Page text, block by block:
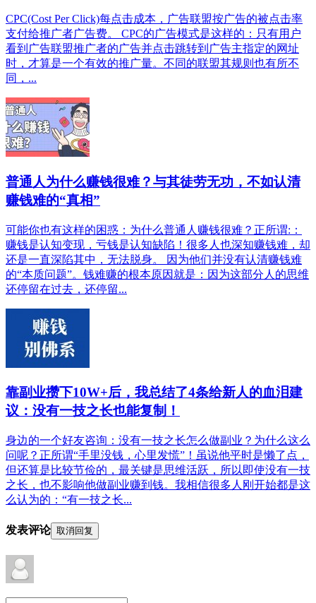
CPC(Cost Per Click)每点击成本，广告联盟按广告的被点击率
支付给推广者广告费。 CPC的广告模式是这样的：只有用户
看到广告联盟推广者的广告并点击跳转到广告主指定的网址
时，才算是一个有效的推广量。不同的联盟其规则也有所不
同，...
普通人为什么赚钱很难？与其徒劳无功，不如认清
赚钱难的“真相”
可能你也有这样的困惑：为什么普通人赚钱很难？正所谓:：
赚钱是认知变现，亏钱是认知缺陷！很多人也深知赚钱难，却
还是一直深陷其中，无法脱身。 因为他们并没有认清赚钱难
的“本质问题”。钱难赚的根本原因就是：因为这部分人的思维
还停留在过去，还停留...
靠副业攒下10W+后，我总结了4条给新人的血泪建
议：没有一技之长也能复制！
身边的一个好友咨询：没有一技之长怎么做副业？为什么这么
问呢？正所谓“手里没钱，心里发慌”！虽说他平时是懒了点，
但还算是比较节俭的，最关键是思维活跃，所以即使没有一技
之长，也不影响他做副业赚到钱。我相信很多人刚开始都是这
么认为的：“有一技之长...
发表评论 取消回复